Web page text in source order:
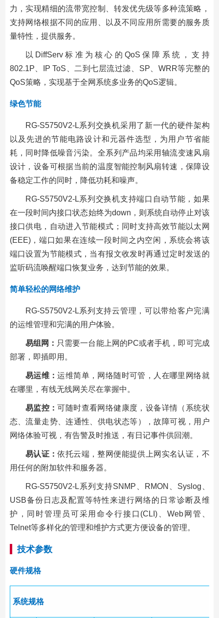
力，实现精细的流带宽控制、转发优先级等多种流策略，
支持网络根据不同的应用、以及不同应用所需要的服务质
量特性，提供服务。
以DiffServ标准为核心的QoS保障系统，支持
802.1P、IP ToS、二到七层流过滤、SP、WRR等完整的
QoS策略，实现基于全网系统多业务的QoS逻辑。
绿色节能
RG-S5750V2-L系列交换机采用了新一代的硬件架构
以及先进的节能电路设计和元器件选型，为用户节省能
耗，同时降低噪音污染。全系列产品均采用轴流变速风扇
设计，设备可根据当前的温度智能控制风扇转速，保障设
备稳定工作的同时，降低功耗和噪声。
RG-S5750V2-L系列交换机支持端口自动节能，如果
在一段时间内接口状态始终为down，则系统自动停止对该
接口供电，自动进入节能模式；同时支持高效节能以太网
(EEE)，端口如果在连续一段时间之内空闲，系统会将该
端口设置为节能模式，当有报文收发时再通过定时发送的
监听码流唤醒端口恢复业务，达到节能的效果。
简单轻松的网络维护
RG-S5750V2-L系列支持云管理，可以带给客户完满
的运维管理和完满的用户体验。
易组网： 只需要一台能上网的PC或者手机，即可完成
部署，即插即用。
易运维：运维简单，网络随时可管，人在哪里网络就
在哪里，有线无线网关尽在掌握中。
易监控：可随时查看网络健康度，设备详情（系统状
态、流量走势、连通性、供电状态等），故障可视，用户
网络体验可视，有告警及时推送，有日记事件供回潮。
易认证：依托云端，整网便能提供上网实名认证，不
用任何的附加软件和服务器。
RG-S5750V2-L系列支持SNMP、RMON、Syslog、
USB备份日志及配置等特性来进行网络的日常诊断及维
护，同时管理员可采用命令行接口(CLI)、Web网管、
Telnet等多样化的管理和维护方式更方便设备的管理。
技术参数
硬件规格
系统规格